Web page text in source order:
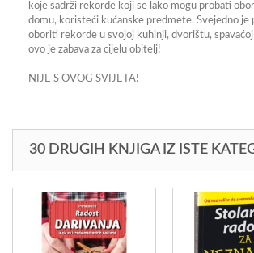
koje sadrži rekorde koji se lako mogu probati
domu, koristeći kućanske predmete. Svejedno je
oboriti rekorde u svojoj kuhinji, dvorištu,
ovo je zabava za cijelu obitelj!
NIJE S OVOG SVIJETA!
30 DRUGIH KNJIGA IZ ISTE